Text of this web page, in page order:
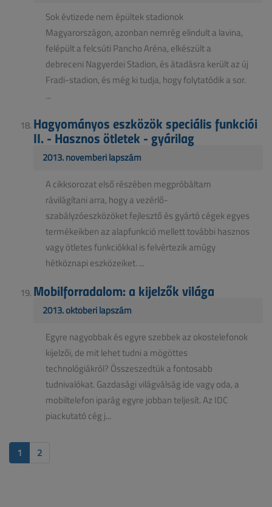
Sok évtizede nem épültek stadionok
Magyarországon, azonban nemrég elindult a lavina,
felépült a felcsúti Pancho Aréna, elkészült a
debreceni Nagyerdei Stadion, és átadásra került az új
Fradi-stadion, és még ki tudja, hogy folytatódik a sor.
...
Hagyományos eszközök speciális funkciói
II. - Hasznos ötletek - gyárilag
2013. novemberi lapszám
A cikksorozat első részében megpróbáltam
rávilágítani arra, hogy a vezérlő-
szabályzóeszközöket fejlesztő és gyártó cégek egyes
termékeikben az alapfunkció mellett további hasznos
vagy ötletes funkciókkal is felvértezik amúgy
hétköznapi eszközeiket. ...
Mobilforradalom: a kijelzők világa
2013. októberi lapszám
Egyre nagyobbak és egyre szebbek az okostelefonok
kijelzői, de mit lehet tudni a mögöttes
technológiákról? Összeszedtük a fontosabb
tudnivalókat. Gazdasági világválság ide vagy oda, a
mobiltelefon iparág egyre jobban teljesít. Az IDC
piackutató cég j...
1 2